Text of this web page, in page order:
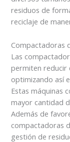
residuos de
reciclaje de
Compactadoras
Las
permiten reducir
optimizando así
Estas máquinas
mayor cantidad
Además de
compactadoras
gestión de